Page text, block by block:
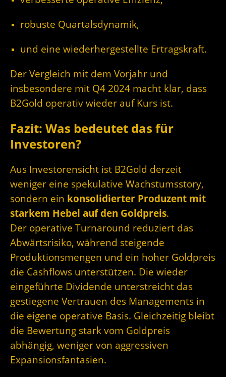
robuste Quartalsdynamik,
und eine wiederhergestellte Ertragskraft.
Der Vergleich mit dem Vorjahr und
insbesondere mit Q4 2024 macht klar, dass
B2Gold operativ wieder auf Kurs ist.
Fazit: Was bedeutet das für
Investoren?
Aus Investorensicht ist B2Gold derzeit
weniger eine spekulative Wachstumsstory,
sondern ein konsolidierter Produzent mit
starkem Hebel auf den Goldpreis.
Der operative Turnaround reduziert das
Abwärtsrisiko, während steigende
Produktionsmengen und ein hoher Goldpreis
die Cashflows unterstützen. Die wieder
eingeführte Dividende unterstreicht das
gestiegene Vertrauen des Managements in
die eigene operative Basis. Gleichzeitig bleibt
die Bewertung stark vom Goldpreis
abhängig, weniger von aggressiven
Expansionsfantasien.